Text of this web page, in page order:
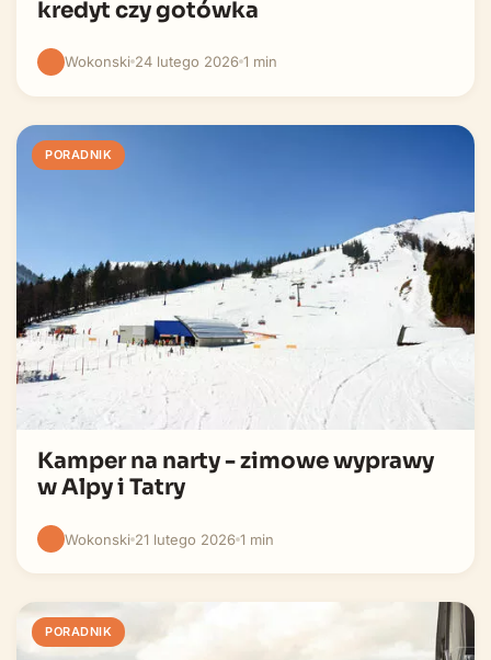
kredyt czy gotówka
Wokonski 24 lutego 2026 1 min
PORADNIK
Kamper na narty - zimowe wyprawy
w Alpy i Tatry
Wokonski 21 lutego 2026 1 min
PORADNIK